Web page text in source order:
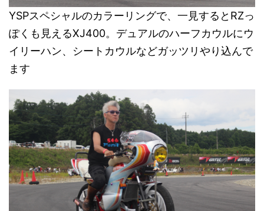
YSPスペシャルのカラーリングで、一見するとRZっ
ぽくも見えるXJ400。デュアルのハーフカウルにウ
イリーハン、シートカウルなどガッツリやり込んで
ます